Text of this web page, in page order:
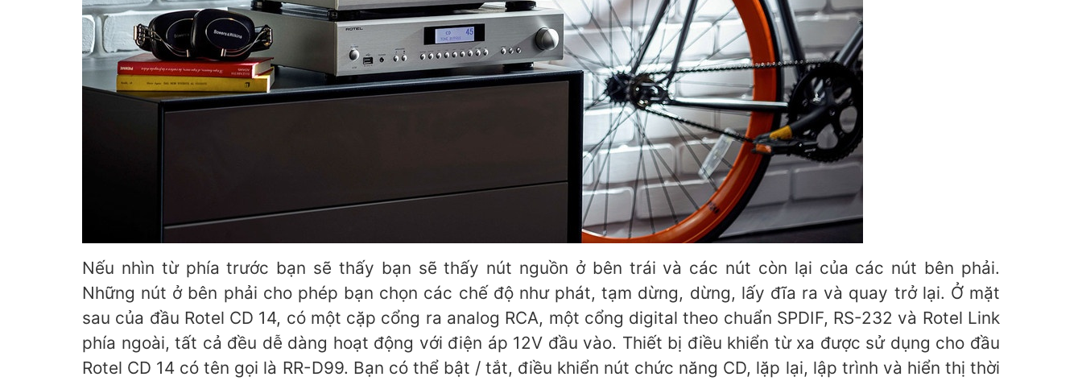
Nếu nhìn từ phía trước bạn sẽ thấy bạn sẽ thấy nút nguồn ở bên trái và các nút còn lại của các nút bên phải.
Những nút ở bên phải cho phép bạn chọn các chế độ như phát, tạm dừng, dừng, lấy đĩa ra và quay trở lại. Ở mặt
sau của đầu Rotel CD 14, có một cặp cổng ra analog RCA, một cổng digital theo chuẩn SPDIF, RS-232 và Rotel Link
phía ngoài, tất cả đều dễ dàng hoạt động với điện áp 12V đầu vào. Thiết bị điều khiển từ xa được sử dụng cho đầu
Rotel CD 14 có tên gọi là RR-D99. Bạn có thể bật / tắt, điều khiển nút chức năng CD, lặp lại, lập trình và hiển thị thời